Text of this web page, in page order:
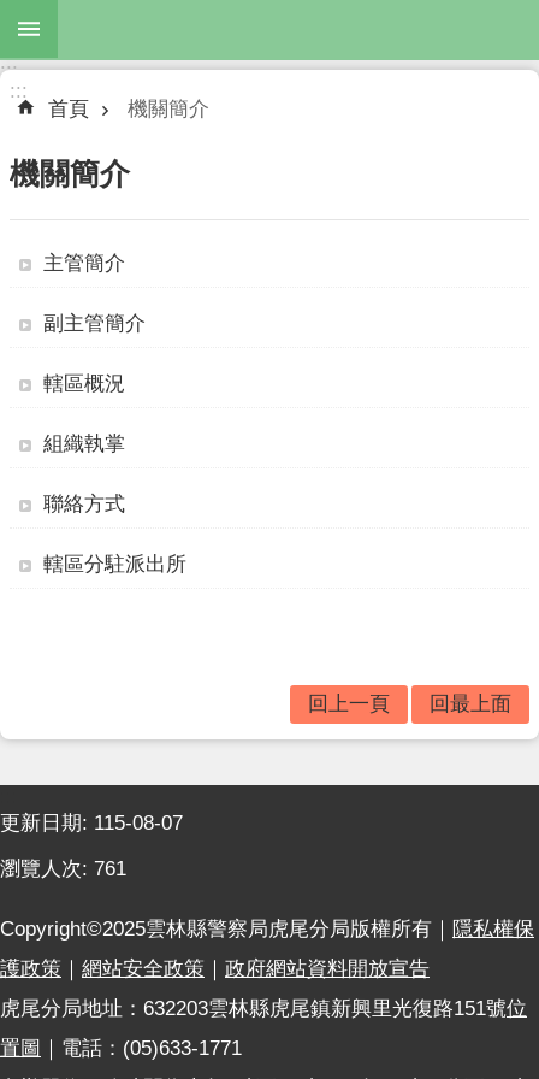
跳到主要內容區塊
階
尋
公
欄
機
簡
主
宣
服
務
府
資
公
開
:::
:::
首頁 機關簡介
機關簡介
主管簡介
副主管簡介
轄區概況
組織執掌
聯絡方式
轄區分駐派出所
回上一頁 回最上面
更新日期: 115-08-07
瀏覽人次: 761
Copyright©2025雲林縣警察局虎尾分局版權所有｜ 隱私權保
護政策 ｜ 網站安全政策 ｜ 政府網站資料開放宣告
虎尾分局地址：632203雲林縣虎尾鎮新興里光復路151號位
置圖 ｜電話：(05)633-1771